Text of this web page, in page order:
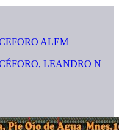
ALEM
LEANDRO N